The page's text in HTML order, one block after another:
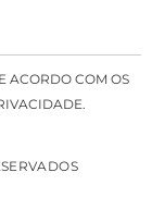
ACORDO COM OS